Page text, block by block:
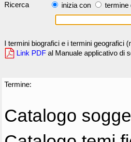
Ricerca inizia con termine
I termini biografici e i termini geografici
Link PDF al Manuale applicativo di
Termine:
Catalogo